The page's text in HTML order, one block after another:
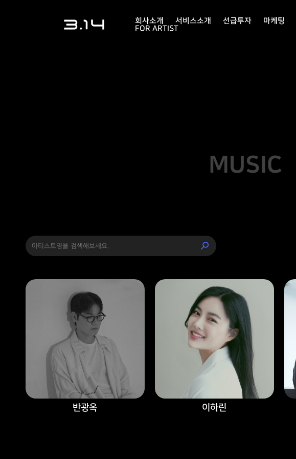
회사소개 서비스소개 선급투자 마케팅
FOR ARTIST
MUSIC
반광옥 이하린